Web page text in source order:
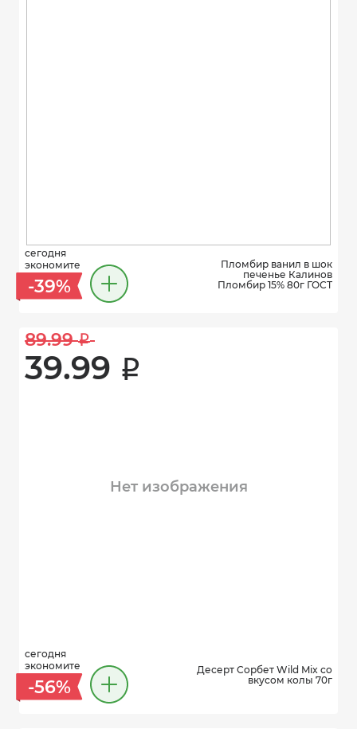
сегодня
экономите
-39%
Пломбир ванил в шок
печенье Калинов
Пломбир 15% 80г ГОСТ
89.99 i
39.99 i
Нет изображения
сегодня
экономите
-56%
Десерт Сорбет Wild Mix со
вкусом колы 70г